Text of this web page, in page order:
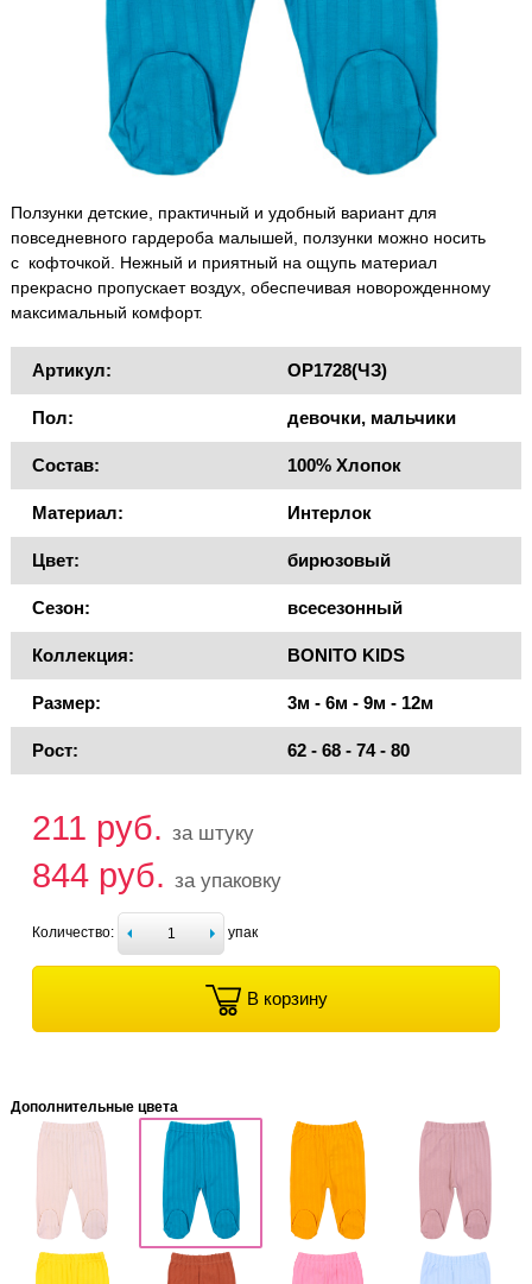
Ползунки детские, практичный и удобный вариант для
повседневного гардероба малышей, ползунки можно носить
с кофточкой. Нежный и приятный на ощупь материал
прекрасно пропускает воздух, обеспечивая новорожденному
максимальный комфорт.
Артикул: OP1728(ЧЗ)
Пол: девочки, мальчики
Состав: 100% Хлопок
Материал: Интерлок
Цвет: бирюзовый
Сезон: всесезонный
Коллекция: BONITO KIDS
Размер: 3м - 6м - 9м - 12м
Рост: 62 - 68 - 74 - 80
211 руб. за штуку
844 руб. за упаковку
Количество: упак
В корзину
Дополнительные цвета